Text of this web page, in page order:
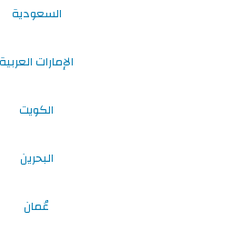
السعودية
الإمارات العربية
الكويت
البحرين
عُمان